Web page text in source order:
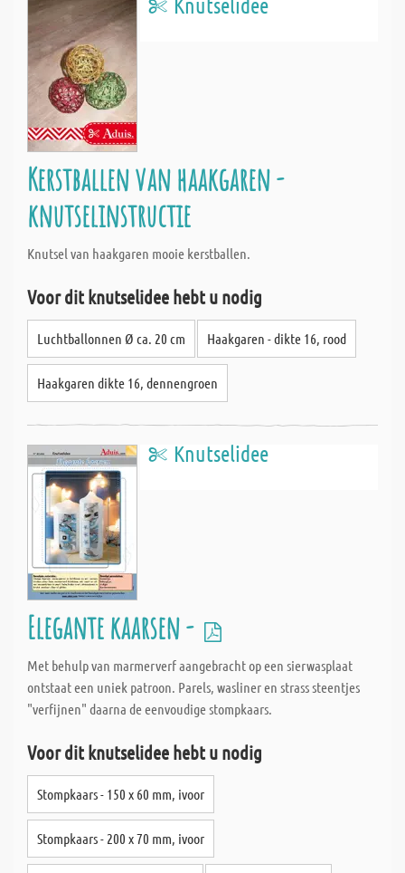
Kerstballen van haakgaren -
knutselinstructie
Knutsel van haakgaren mooie kerstballen.
Voor dit knutselidee hebt u nodig
Luchtballonnen Ø ca. 20 cm Haakgaren - dikte 16, rood
Haakgaren dikte 16, dennengroen
Knutselidee
Elegante kaarsen -
Met behulp van marmerverf aangebracht op een sierwasplaat
ontstaat een uniek patroon. Parels, wasliner en strass steentjes
"verfijnen" daarna de eenvoudige stompkaars.
Voor dit knutselidee hebt u nodig
Stompkaars - 150 x 60 mm, ivoor
Stompkaars - 200 x 70 mm, ivoor